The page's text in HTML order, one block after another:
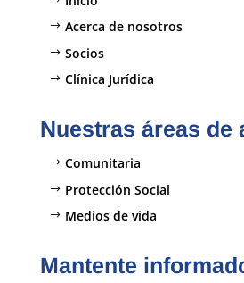
Acerca de nosotros
Socios
Clínica Jurídica
Nuestras áreas de
Comunitaria
Protección Social
Medios de vida
Mantente